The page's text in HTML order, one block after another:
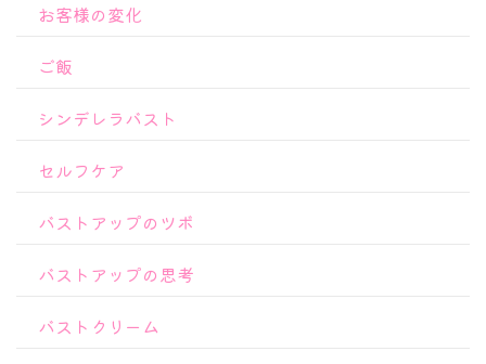
お客様の変化
ご飯
シンデレラバスト
セルフケア
バストアップのツボ
バストアップの思考
バストクリーム